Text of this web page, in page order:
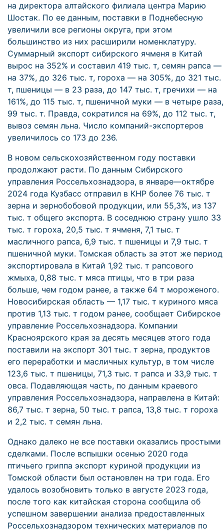
на директора алтайского филиала центра Марию
Шостак. По ее данным, поставки в Поднебесную
увеличили все регионы округа, при этом
большинство из них расширили номенклатуру.
Суммарный экспорт сибирского ячменя в Китай
вырос на 352% и составил 419 тыс. т, семян рапса —
на 37%, до 326 тыс. т, гороха — на 305%, до 321 тыс.
т, пшеницы — в 23 раза, до 147 тыс. т, гречихи — на
161%, до 115 тыс. т, пшеничной муки — в четыре раза,
99 тыс. т. Правда, сократился на 69%, до 112 тыс. т,
вывоз семян льна. Число компаний-экспортеров
увеличилось со 173 до 236.
В новом сельскохозяйственном году поставки
продолжают расти. По данным Сибирского
управления Россельхознадзора, в январе—октябре
2024 года Кузбасс отправил в КНР более 76 тыс. т
зерна и зернобобовой продукции, или 55,3%, из 137
тыс. т общего экспорта. В соседнюю страну ушло 33
тыс. т гороха, 20,5 тыс. т ячменя, 7,1 тыс. т
масличного рапса, 6,9 тыс. т пшеницы и 7,9 тыс. т
пшеничной муки. Томская область за этот же период
экспортировала в Китай 1,92 тыс. т рапсового
жмыха, 0,88 тыс. т мяса птицы, что в три раза
больше, чем годом ранее, а также 64 т мороженого.
Новосибирская область — 1,17 тыс. т куриного мяса
против 1,13 тыс. т годом ранее, сообщает Сибирское
управление Россельхознадзора. Компании
Красноярского края за десять месяцев этого года
поставили на экспорт 301 тыс. т зерна, продуктов
его переработки и масличных культур, в том числе
123,6 тыс. т пшеницы, 71,3 тыс. т рапса и 33,9 тыс. т
овса. Подавляющая часть, по данным краевого
управления Россельхознадзора, направлена в Китай:
86,7 тыс. т зерна, 50 тыс. т рапса, 13,8 тыс. т гороха
и 2,2 тыс. т семян льна.
Однако далеко не все поставки оказались простыми
сделками. После вспышки осенью 2020 года
птичьего гриппа экспорт куриной продукции из
Томской области был остановлен на три года. Его
удалось возобновить только в августе 2023 года,
после того как китайская сторона сообщила об
успешном завершении анализа предоставленных
Россельхознадзором технических материалов по